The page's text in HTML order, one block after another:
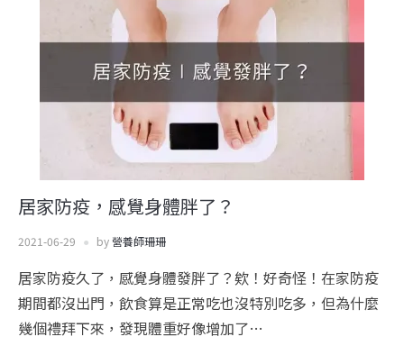
居家防疫，感覺身體胖了？
2021-06-29 by營養師珊珊
居家防疫久了，感覺身體發胖了？欸！好奇怪！在家防疫
期間都沒出門，飲食算是正常吃也沒特別吃多，但為什麼
幾個禮拜下來，發現體重好像增加了…